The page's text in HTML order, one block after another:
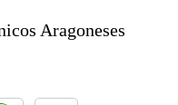
Aragoneses